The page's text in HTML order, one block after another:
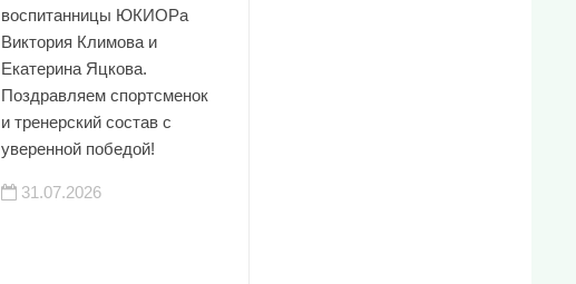
воспитанницы ЮКИОРа
Виктория Климова и
Екатерина Яцкова.
Поздравляем спортсменок
и тренерский состав с
уверенной победой!
31.07.2026